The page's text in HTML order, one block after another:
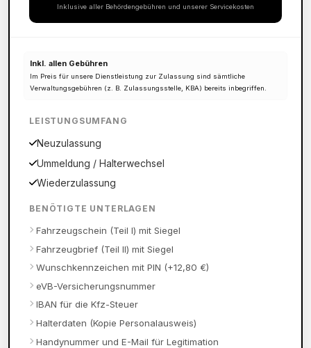
Inklusive aller Behördengebühren und unserer Servicekosten
Inkl. allen Gebühren
Im Preis für unsere Dienstleistung zur Zulassung sind sämtliche
Verwaltungsgebühren (z. B. Zulassungsstelle, KBA) bereits inbegriffen.
LEISTUNGSUMFANG
Neuzulassung
Ummeldung / Halterwechsel
Wiederzulassung
BENÖTIGTE UNTERLAGEN
Fahrzeugschein (Teil I) mit Siegel
Fahrzeugbrief (Teil II) mit Siegel
Wunschkennzeichen mit PIN (+12,80 €)
eVB-Versicherungsnummer
IBAN für die Kfz-Steuer
Halterdaten (Kopie Personalausweis)
Handynummer und E-Mail für Legitimation